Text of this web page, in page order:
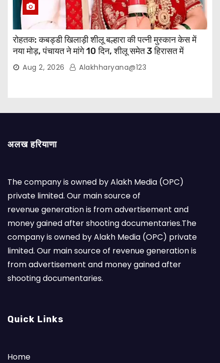
रोहतक: कबड्डी खिलाड़ी शीलू बल्हारा की पत्नी मुस्कान केस में
नया मोड़, पंचायत ने मांगे 10 दिन, शीलू समेत 3 हिरासत में
Aug 2, 2026 Alakhharyana@123
अलख हरियाणा
The company is owned by Alakh Media (OPC)
private limited. Our main source of
revenue generation is from advertisement and
money gained after shooting documentaries.The
company is owned by Alakh Media (OPC) private
limited. Our main source of revenue generation is
from advertisement and money gained after
shooting documentaries.
Quick Links
Home